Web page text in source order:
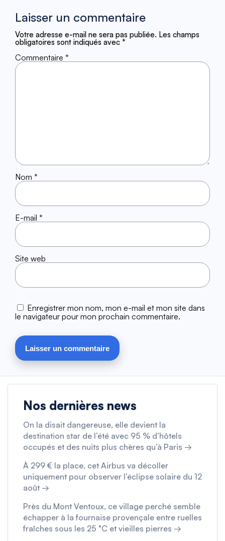
Laisser un commentaire
Votre adresse e-mail ne sera pas publiée. Les champs
obligatoires sont indiqués avec *
Commentaire *
Nom *
E-mail *
Site web
Enregistrer mon nom, mon e-mail et mon site dans
le navigateur pour mon prochain commentaire.
Nos dernières news
On la disait dangereuse, elle devient la
destination star de l’été avec 95 % d’hôtels
occupés et des nuits plus chères qu’à Paris →
À 299 € la place, cet Airbus va décoller
uniquement pour observer l’éclipse solaire du 12
août →
Près du Mont Ventoux, ce village perché semble
échapper à la fournaise provençale entre ruelles
fraîches sous les 25 °C et vieilles pierres →